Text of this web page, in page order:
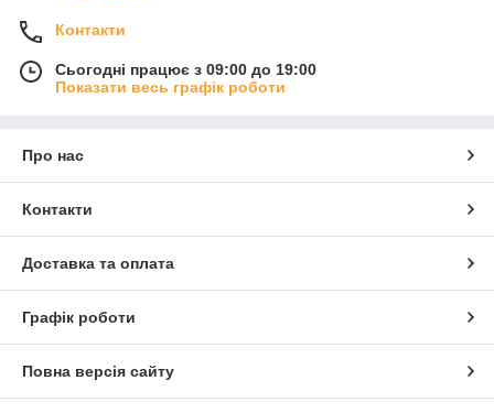
Контакти
Сьогодні працює з 09:00 до 19:00
Показати весь графік роботи
Про нас
Контакти
Доставка та оплата
Графік роботи
Повна версія сайту